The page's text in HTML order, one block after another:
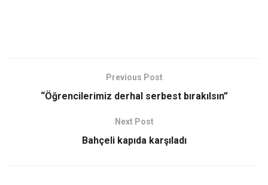
Previous Post
“Öğrencilerimiz derhal serbest bırakılsın”
Next Post
Bahçeli kapıda karşıladı